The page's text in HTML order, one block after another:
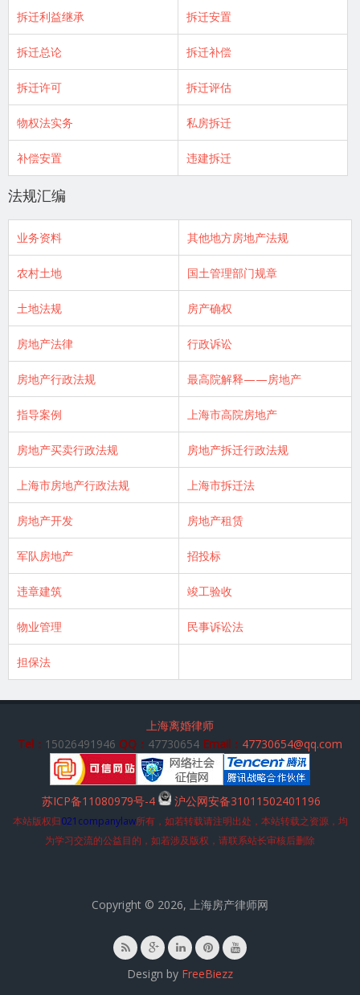
拆迁利益继承 拆迁安置
拆迁总论 拆迁补偿
拆迁许可 拆迁评估
物权法实务 私房拆迁
补偿安置 违建拆迁
法规汇编
业务资料 其他地方房地产法规
农村土地 国土管理部门规章
土地法规 房产确权
房地产法律 行政诉讼
房地产行政法规 最高院解释——房地产
指导案例 上海市高院房地产
房地产买卖行政法规 房地产拆迁行政法规
上海市房地产行政法规 上海市拆迁法
房地产开发 房地产租赁
军队房地产 招投标
违章建筑 竣工验收
物业管理 民事诉讼法
担保法
上海离婚律师
Tel： 15026491946 QQ： 47730654 Email： 47730654@qq.com
苏ICP备11080979号-4 沪公网安备31011502401196
本站版权归021companylaw所有，如若转载请注明出处，本站转载之资源，均
为学习交流的公益目的，如若涉及版权，请联系站长审核后删除
Copyright © 2026, 上海房产律师网
Design by FreeBiezz